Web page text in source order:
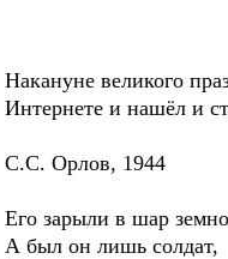
Накануне великого
Интернете и нашёл и
С.С. Орлов, 1944
Его зарыли в шар
А был он лишь солдат,